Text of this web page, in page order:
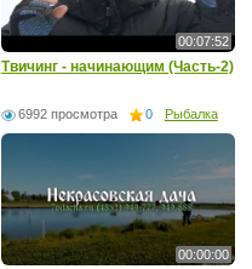
00:07:52
Твичинг - начинающим (Часть-2)
6992 просмотра 0 Рыбалка
00:00:00